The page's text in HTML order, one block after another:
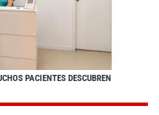
PACIENTES DESCUBREN